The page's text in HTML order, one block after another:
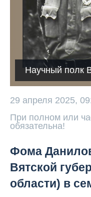
Научный полк
29 апреля 2025,
При полном или
обязательна!
Фома
Вятской
области) в